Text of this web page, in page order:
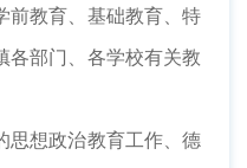
教育、基础教育、特
各部门、各学校有关教
想政治教育工作、德